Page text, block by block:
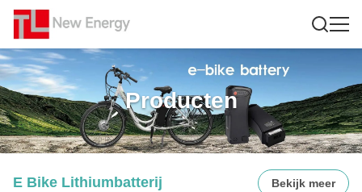
Producten
E Bike Lithiumbatterij Bekijk meer